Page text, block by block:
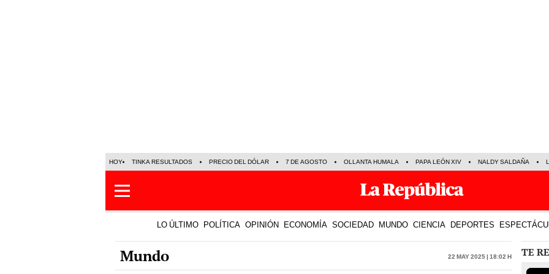
HOY TINKA RESULTADOS PRECIO DEL DÓLAR 7 DE AGOSTO OLLANTA HUMALA PAPA LEÓN XIV NALDY SALDAÑA
LO ÚLTIMO POLÍTICA OPINIÓN ECONOMÍA SOCIEDAD MUNDO CIENCIA DEPORTES
Mundo 22 May 2025 | 18:02 h TE